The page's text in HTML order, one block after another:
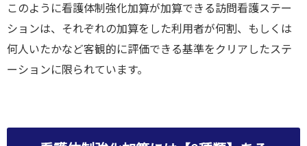
このように看護体制強化加算が加算できる訪問看護ステー
ションは、それぞれの加算をした利用者が何割、もしくは
何人いたかなど客観的に評価できる基準をクリアしたステ
ーションに限られています。